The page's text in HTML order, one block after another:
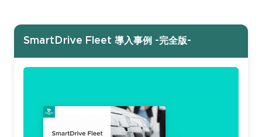
SmartDrive Fleet 導入事例 -完全版-